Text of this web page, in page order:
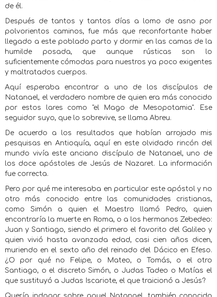
de él.
Después de tantos y tantos días a lomo de asno por
polvorientos caminos, fue más que reconfortante haber
llegado a este poblado parto y dormir en las camas de la
humilde posada, que aunque rústicas son lo
suficientemente cómodas para nuestros ya poco exigentes
y maltratados cuerpos.
Aquí esperaba encontrar a uno de los discípulos de
Natanael, el verdadero nombre de quien era más conocido
por estos lares como "el Mago de Mesopotamia". Ese
seguidor suyo, que lo sobrevive, se llama Abreu.
De acuerdo a los resultados que habían arrojado mis
pesquisas en Antioquía, aquí en este olvidado rincón del
mundo vivía este anciano discípulo de Natanael, uno de
los doce apóstoles de Jesús de Nazaret. La información
fue correcta.
Pero por qué me interesaba en particular este apóstol y no
otro más conocido entre las comunidades cristianas,
como Simón a quien el Maestro llamó Pedro, quien
encontraría la muerte en Roma, o a los hermanos Zebedeo:
Juan y Santiago, siendo el primero el favorito del Galileo y
quien vivió hasta avanzada edad, casi cien años dicen,
muriendo en el sexto año del reinado del Dácico en Efeso.
¿O por qué no Felipe, o Mateo, o Tomás, o el otro
Santiago, o el discreto Simón, o Judas Tadeo o Matías el
que sustituyó a Judas Iscariote, el que traicionó a Jesús?